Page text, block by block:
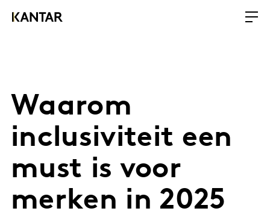
Waarom
inclusiviteit een
must is voor
merken in 2025